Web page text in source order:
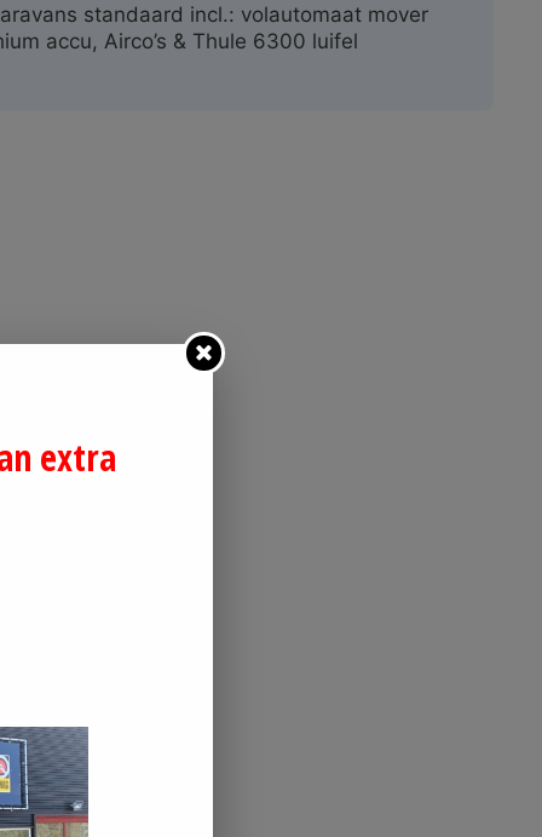
standaard incl.: volautomaat mover
accu, Airco’s & Thule 6300 luifel
lid.
extra